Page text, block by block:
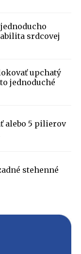
srdcovej
upchatý
jednoduché
alebo 5 pilierov
stehenné